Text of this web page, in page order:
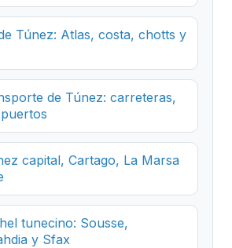
Túnez: Atlas, costa, chotts y
de Túnez: carreteras,
capital, Cartago, La Marsa
tunecino: Sousse,
y Sfax